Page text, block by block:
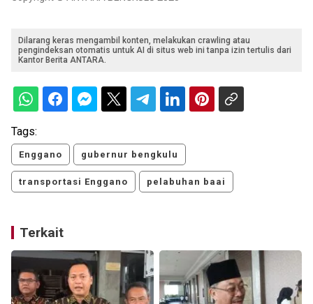
Dilarang keras mengambil konten, melakukan crawling atau
pengindeksan otomatis untuk AI di situs web ini tanpa izin tertulis dari
Kantor Berita ANTARA.
Tags:
Enggano gubernur bengkulu
transportasi Enggano pelabuhan baai
Terkait